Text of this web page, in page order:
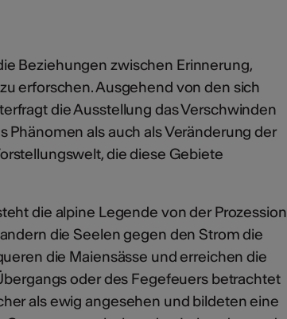
Beziehungen zwischen Erinnerung,
erforschen. Ausgehend von den sich
die Ausstellung das Verschwinden
Phänomen als auch als Veränderung der
die diese Gebiete
die alpine Legende von der Prozession
die Seelen gegen den Strom die
die Maiensässe und erreichen die
oder des Fegefeuers betrachtet
als ewig angesehen und bildeten eine